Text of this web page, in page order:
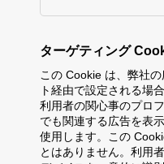
ターゲティング
この Cookie は、弊社
ト経由で設定される場
利用者の関心事のプロ
でも関連する広告を表
使用します。この
とはありません。利用